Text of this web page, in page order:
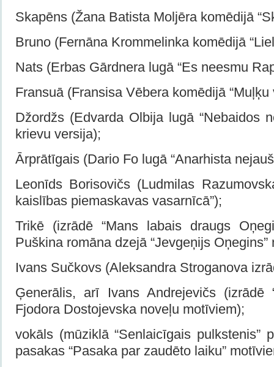
Skapēns (Žana Batista Moljēra komēdijā
Bruno (Fernāna Krommelinka komēdijā
Nats (Erbas Gārdnera lugā “Es neesmu
Fransuā (Fransisa Vēbera komēdijā “Muļķu
Džordžs (Edvarda Olbija lugā “Nebaidos
krievu versija);
Ārprātīgais (Dario Fo lugā “Anarhista
Leonīds Borisovičs (Ludmilas
kaislības piemaskavas vasarnīcā”);
Trikē (izrādē “Mans labais draugs
Puškina romāna dzejā “Jevgeņijs Oņegins”
Ivans Sučkovs (Aleksandra Stroganova
Ģenerālis, arī Ivans Andrejevičs (izrādē
Fjodora Dostojevska noveļu motīviem);
vokāls (mūziklā “Senlaicīgais pulkstenis”
pasakas “Pasaka par zaudēto laiku”